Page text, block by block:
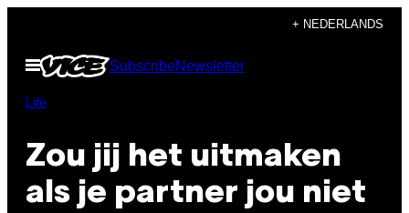
de
inhoud
+ NEDERLANDS
Open
menu
SubscribeNewsletter
Life
Zou jij het uitmaken
als je partner jou niet